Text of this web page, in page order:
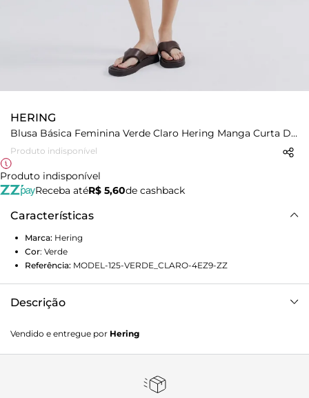
HERING
Blusa Básica Feminina Verde Claro Hering Manga Curta Decote V
Produto indisponível
Produto indisponível
Receba atéR$ 5,60de cashback
Características
Marca: Hering
Cor: Verde
Referência: MODEL-125-VERDE_CLARO-4EZ9-ZZ
Descrição
algodão garante uma peça aconchegante e confortável.
Esta peça possui modelagem slim, mais acinturada e
uma peça aconchegante e confortável, além disso, o
Vendido e entregue por Hering